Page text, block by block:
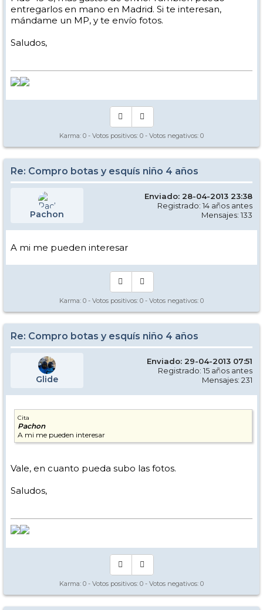
entregarlos en mano en Madrid. Si te interesan,
mándame un MP, y te envío fotos.
Saludos,
Karma: 0 - Votos positivos: 0 - Votos negativos: 0
Re: Compro botas y esquís niño 4 años
Pachon
Enviado: 28-04-2013 23:38
Registrado: 14 años antes
Mensajes: 133
A mi me pueden interesar
Karma: 0 - Votos positivos: 0 - Votos negativos: 0
Re: Compro botas y esquís niño 4 años
Glide
Enviado: 29-04-2013 07:51
Registrado: 15 años antes
Mensajes: 231
Cita
Pachon
A mi me pueden interesar
Vale, en cuanto pueda subo las fotos.
Saludos,
Karma: 0 - Votos positivos: 0 - Votos negativos: 0